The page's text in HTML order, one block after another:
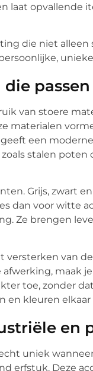
laat opvallende
die niet alleen
van stoere
materialen
een
stalen poten
Grijs, zwart
dan voor witte
Ze brengen
van
maak
toe, zonder
en kleuren
en
uniek
erfstuk. Deze